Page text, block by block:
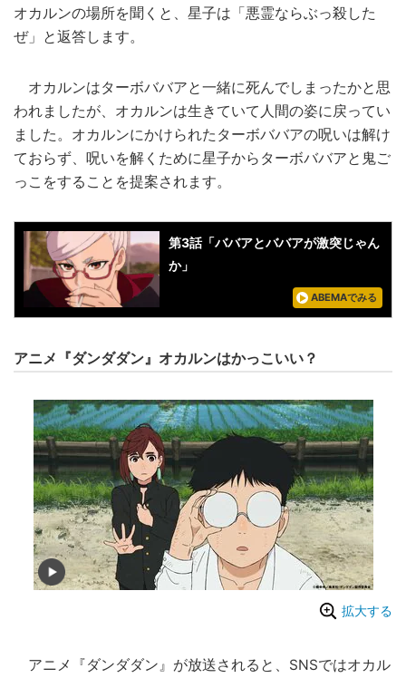
オカルンの場所を聞くと、星子は「悪霊ならぶっ殺した
ぜ」と返答します。
オカルンはターボババアと一緒に死んでしまったかと思
われましたが、オカルンは生きていて人間の姿に戻ってい
ました。オカルンにかけられたターボババアの呪いは解け
ておらず、呪いを解くために星子からターボババアと鬼ご
っこをすることを提案されます。
第3話「ババアとババアが激突じゃん
か」
ABEMAでみる
アニメ『ダンダダン』オカルンはかっこいい？
拡大する
アニメ『ダンダダン』が放送されると、SNSではオカル